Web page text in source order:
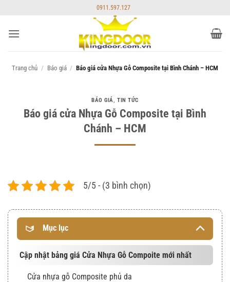
nội
0911.597.127
Trang chủ / Báo giá / Báo giá cửa Nhựa Gỗ Composite tại Bình Chánh – HCM
BÁO GIÁ,TIN TỨC
Báo giá cửa Nhựa Gỗ Composite tại Bình
Chánh – HCM
5/5 - (3 bình chọn)
Mục lục
Cập nhật bảng giá Cửa Nhựa Gỗ Compoite mới nhất
Cửa nhựa gỗ Composite phủ da